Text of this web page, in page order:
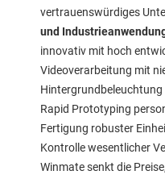
vertrauenswürdiges
und
innovativ mit hoch
Videoverarbeitung mit
Rapid Prototyping
Fertigung robuster
Kontrolle wesentlicher
Winmate senkt die